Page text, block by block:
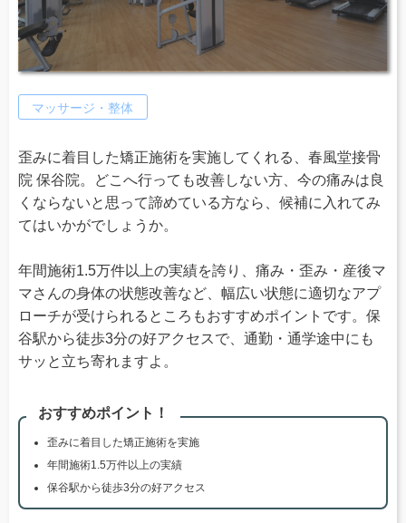
マッサージ・整体
歪みに着目した矯正施術を実施してくれる、春風堂接骨
院 保谷院。どこへ行っても改善しない方、今の痛みは良
くならないと思って諦めている方なら、候補に入れてみ
てはいかがでしょうか。
年間施術1.5万件以上の実績を誇り、痛み・歪み・産後マ
マさんの身体の状態改善など、幅広い状態に適切なアプ
ローチが受けられるところもおすすめポイントです。保
谷駅から徒歩3分の好アクセスで、通勤・通学途中にも
サッと立ち寄れますよ。
おすすめポイント！
歪みに着目した矯正施術を実施
年間施術1.5万件以上の実績
保谷駅から徒歩3分の好アクセス